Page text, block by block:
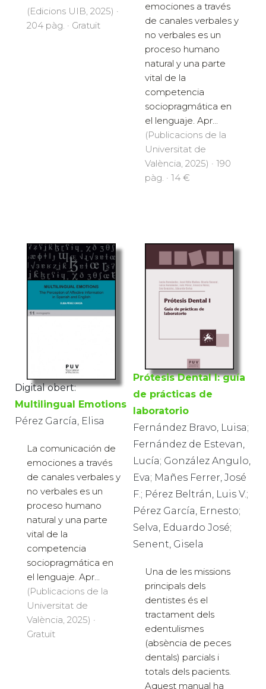
(Edicions UIB, 2025) ·
204 pàg. · Gratuït
emociones a través
de canales verbales y
no verbales es un
proceso humano
natural y una parte
vital de la
competencia
sociopragmática en
el lenguaje. Apr...
(Publicacions de la
Universitat de
València, 2025) · 190
pàg. · 14 €
Digital obert:
Multilingual Emotions
Pérez García, Elisa
La comunicación de
emociones a través
de canales verbales y
no verbales es un
proceso humano
natural y una parte
vital de la
competencia
sociopragmática en
el lenguaje. Apr...
(Publicacions de la
Universitat de
València, 2025) ·
Gratuït
Prótesis Dental I: guía
de prácticas de
laboratorio
Fernández Bravo, Luisa;
Fernández de Estevan,
Lucía; González Angulo,
Eva; Mañes Ferrer, José
F.; Pérez Beltrán, Luis V.;
Pérez García, Ernesto;
Selva, Eduardo José;
Senent, Gisela
Una de les missions
principals dels
dentistes és el
tractament dels
edentulismes
(absència de peces
dentals) parcials i
totals dels pacients.
Aquest manual ha